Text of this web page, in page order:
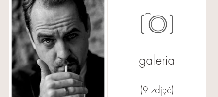
galeria
(9 zdjęć)